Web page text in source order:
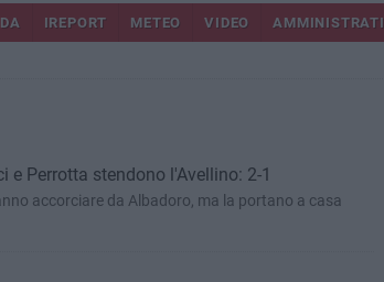
IREPORT METEO VIDEO
e Perrotta stendono l'Avellino: 2-1
accorciare da Albadoro, ma la portano a casa